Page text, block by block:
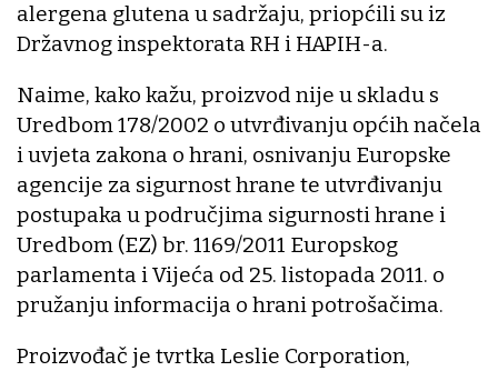
alergena glutena u sadržaju, priopćili su iz
Državnog inspektorata RH i HAPIH-a.
Naime, kako kažu, proizvod nije u skladu s
Uredbom 178/2002 o utvrđivanju općih načela
i uvjeta zakona o hrani, osnivanju Europske
agencije za sigurnost hrane te utvrđivanju
postupaka u područjima sigurnosti hrane i
Uredbom (EZ) br. 1169/2011 Europskog
parlamenta i Vijeća od 25. listopada 2011. o
pružanju informacija o hrani potrošačima.
Proizvođač je tvrtka Leslie Corporation,